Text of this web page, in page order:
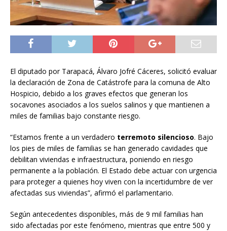
El diputado por Tarapacá, Álvaro Jofré Cáceres, solicitó evaluar
la declaración de Zona de Catástrofe para la comuna de Alto
Hospicio, debido a los graves efectos que generan los
socavones asociados a los suelos salinos y que mantienen a
miles de familias bajo constante riesgo.
“Estamos frente a un verdadero terremoto silencioso. Bajo
los pies de miles de familias se han generado cavidades que
debilitan viviendas e infraestructura, poniendo en riesgo
permanente a la población. El Estado debe actuar con urgencia
para proteger a quienes hoy viven con la incertidumbre de ver
afectadas sus viviendas”, afirmó el parlamentario.
Según antecedentes disponibles, más de 9 mil familias han
sido afectadas por este fenómeno, mientras que entre 500 y